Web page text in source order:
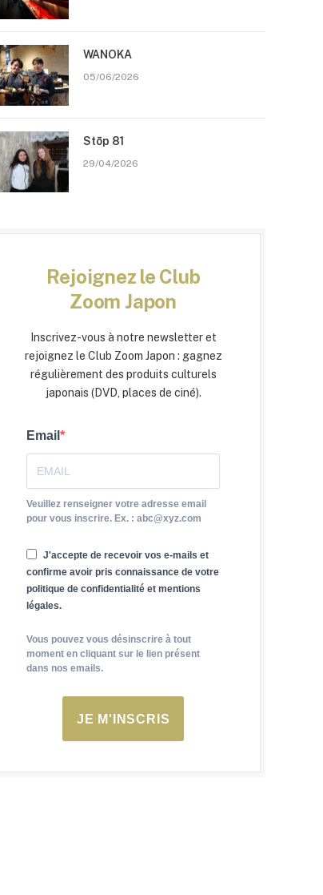
WANOKA
05/06/2026
Stōp 81
29/04/2026
Rejoignez le Club
Zoom Japon
Inscrivez-vous à notre newsletter et
rejoignez le Club Zoom Japon : gagnez
régulièrement des produits culturels
japonais (DVD, places de ciné).
Email
Veuillez renseigner votre adresse email
pour vous inscrire. Ex. : abc@xyz.com
J'accepte de recevoir vos e-mails et
confirme avoir pris connaissance de votre
politique de confidentialité et mentions
légales.
Vous pouvez vous désinscrire à tout
moment en cliquant sur le lien présent
dans nos emails.
JE M'INSCRIS